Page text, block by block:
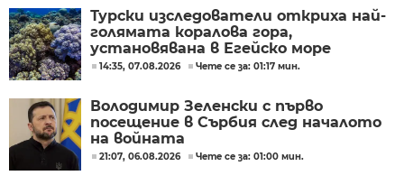
Турски изследователи откриха най-
голямата коралова гора,
установявана в Егейско море
14:35, 07.08.2026 Чете се за: 01:17 мин.
Володимир Зеленски с първо
посещение в Сърбия след началото
на войната
21:07, 06.08.2026 Чете се за: 01:00 мин.